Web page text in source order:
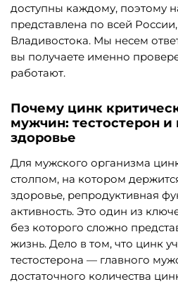
доступны каждому, поэтому
представлена по всей
Владивостока. Мы несем
вы получаете именно
работают.
Почему цинк
мужчин: тестостерон
здоровье
Для мужского организма
столпом, на котором
здоровье, репродуктивная
активность. Это один из
без которого сложно
жизнь. Дело в том, что цинк
тестостерона — главного
достаточного количества